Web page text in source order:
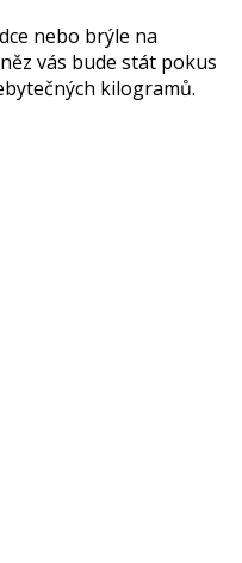
nebo brýle na
vás bude stát pokus
kilogramů.